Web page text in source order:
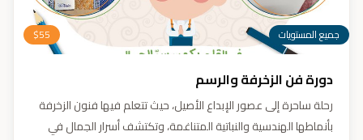
جميع المستويات $55
دورة فن الزخرفة والرسم
رحلة ساحرة إلى عصور الإبداع الأصيل، حيث تتعلم فيها فنون الزخرفة
بأنماطها الهندسية والنباتية المتناغمة، وتكتشف أسرار الجمال في